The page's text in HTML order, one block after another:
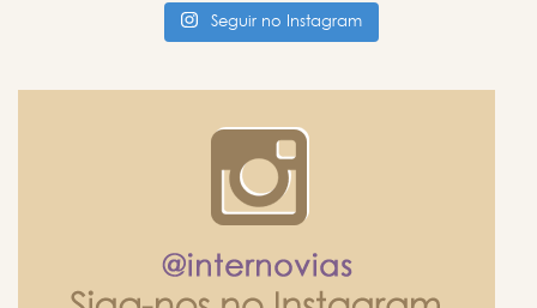
Seguir no Instagram